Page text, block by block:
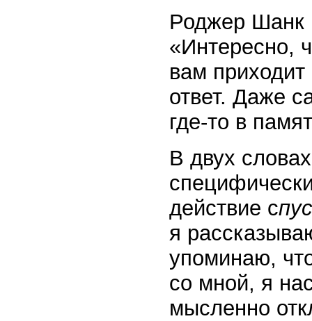
Роджер Шанк
«Интересно,
вам приходит
ответ. Даже
где-то в
В двух
действие с
я
упоминаю,
со мной, я
мысленно